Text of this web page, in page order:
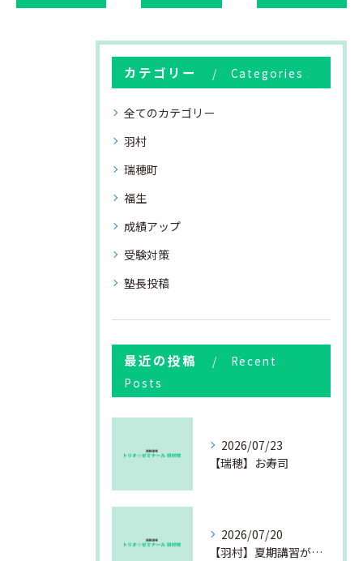
カテゴリー Categories
全てのカテゴリー
羽村
瑞穂町
福生
成績アップ
受験対策
塾長投稿
最近の投稿
Recent
Posts
2026/07/23
【瑞穂】お寿司
2026/07/20
【羽村】夏期講習が始まりました